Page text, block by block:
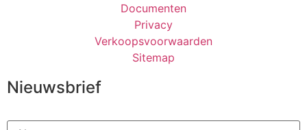
Documenten
Privacy
Verkoopsvoorwaarden
Sitemap
Nieuwsbrief